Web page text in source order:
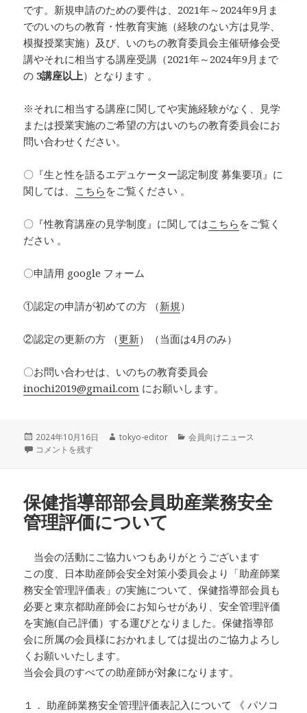
です。新規申請のための要件は、2021年～2024年9月ま
でのいのちの教育・性教育実施（経験のない方は見学、
模擬授業実施）及び、いのちの教育委員会主催研修会受
講やそれに相当する講座受講（2021年～2024年9月まで
の 3講座以上）となります 。
※それに相当する講座に関してや実施経験がなく、見学
または授業実施のご希望の方はいのちの教育委員会にお
問い合わせください。
〇『生と性を語るエデュケーター認定制度 募集要項』に
関しては、 こちら をご覧ください 。
〇『性教育講座の見学制度』に関してはこちら をご覧く
ださい 。
〇申請用 google フォーム
①認定の申請が初めての方 （新規 ）
②認定の更新の方 （更新）（当面は4月のみ）
〇お問い合わせは、いのちの教育委員会
inochi2019@gmail.com にお願いします。
投
稿
2024年10月16日
作
tokyo-editor
カ
会員向けニュース
2024生・性を語るエデュケーター認定申請・更新についての変更 に
コメントを残す
保健指導部部会員助産業務安全
管理評価について
当会の活動にご協力いつもありがとうございます
この度、日本助産師会安全対策小委員会より「助産師業
務安全管理評価表」の実施について、保健指導部会員も
必要と東京都助産師会にお知らせがあり、安全管理評価
を実施(自己評価）する運びとなりました。保健指導部
会に所属の会員様におかれましては提出のご協力よろし
くお願いいたします。
当会会員のすべての助産師が対象になります。
１． 助産師業務安全管理評価表記入について 《 パソコ